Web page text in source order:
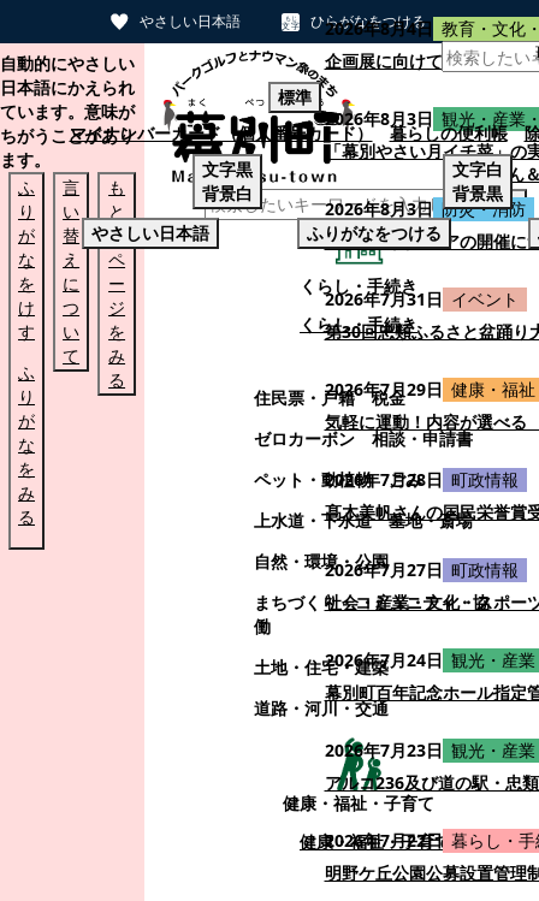
やさしい日本語 ひらがなをつける
本文へスキップする
自動的にやさしい
日本語にかえられ
ています。意味が
ちがうことがあり
ます。
ふ
り
が
な
を
け
す
ふ
り
が
な
を
み
る
言
い
替
え
に
つ
い
て
も
と
の
ペ
ー
ジ
を
み
る
検索
くらし・手続き
くらし・手続き
住民票・戸籍
税金
ゼロカーボン
相談・申請書
ペット・動植物
ごみ
上水道・下水道
墓地・斎場
自然・環境・公園
まちづくり・コミュニティ・協
働
土地・住宅・建築
道路・河川・交通
健康・福祉・子育て
健康・福祉・子育て
2026年8月4日 教育・文化
企画展に向けて：安東ウメ
2026年8月3日 観光・産業
「幕別やさい月イチ菜」の
2026年8月3日 防災・消防
幕別町防災フェアの開催に
2026年7月31日 イベント
第30回忠類ふるさと盆踊り
2026年7月29日 健康・福
気軽に運動！内容が選べ
2026年7月28日 町政情報
髙木美帆さんの国民栄誉賞
2026年7月27日 町政情報
社会・産業・文化・スポー
2026年7月24日 観光・産
幕別町百年記念ホール指定
2026年7月23日 観光・産
アルコ236及び道の駅・忠
2026年7月22日 暮らし・
明野ケ丘公園公募設置管理
マイナンバーカード（個人番号カード） 暮らしの便利帳
パオくん
標準
文字黒
背景白
文字白
背景黒
やさしい日本語
ふりがなをつける